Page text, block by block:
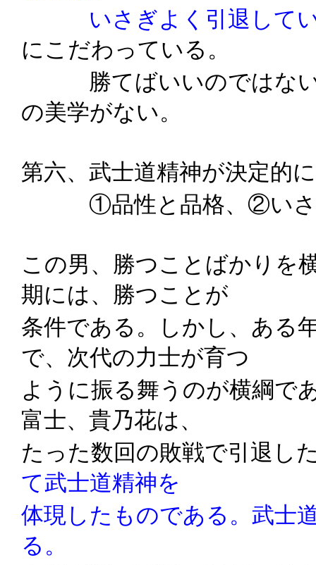
いさぎよく引退して
にこだわっている。
勝てばいいのではない
の美学がない。
第六、武士道精神が決定的
①品性と品格、②いさぎ
この男、勝つことばかりを
期には、勝つことが
条件である。しかし、ある
で、次代の力士が育つ
ように振る舞うのが横綱で
富士、貴乃花は、
たった数回の敗戦で引退し
て武士道精神を
体現したものである。武士
る。